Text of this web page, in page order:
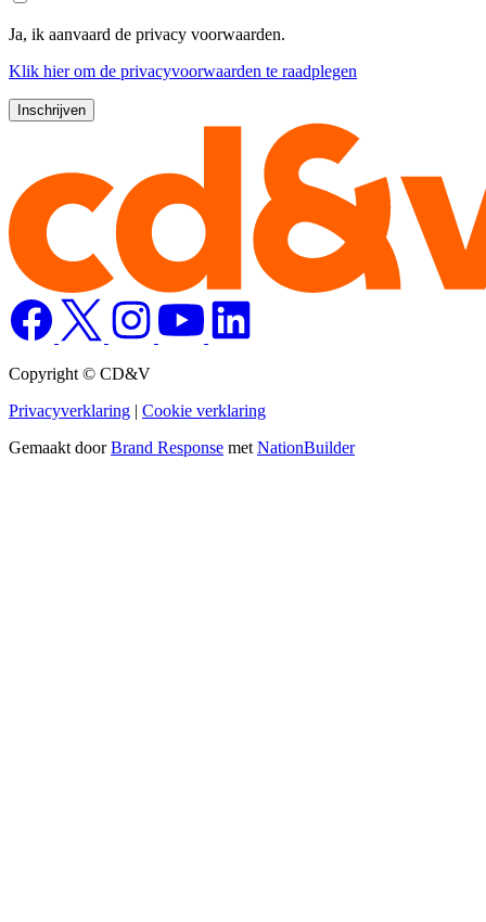
Ja, ik aanvaard de privacy voorwaarden.
Klik hierom de privacyvoorwaarden te raadplegen
Copyright © CD&V
Privacyverklaring | Cookie verklaring
Gemaakt doorBrand Response met NationBuilder